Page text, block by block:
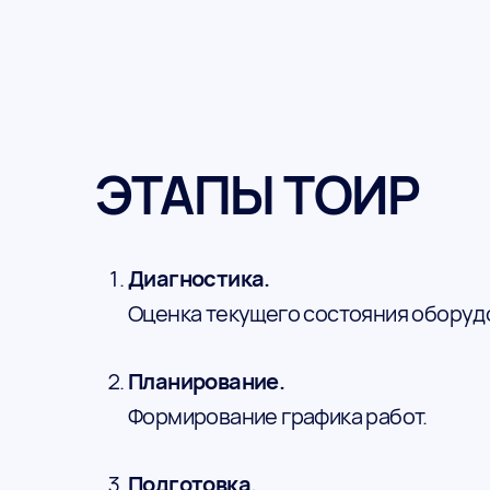
ЭТАПЫ ТОИР
Диагностика.
Оценка текущего состояния
Планирование.
Формирование графика работ.
Подготовка.